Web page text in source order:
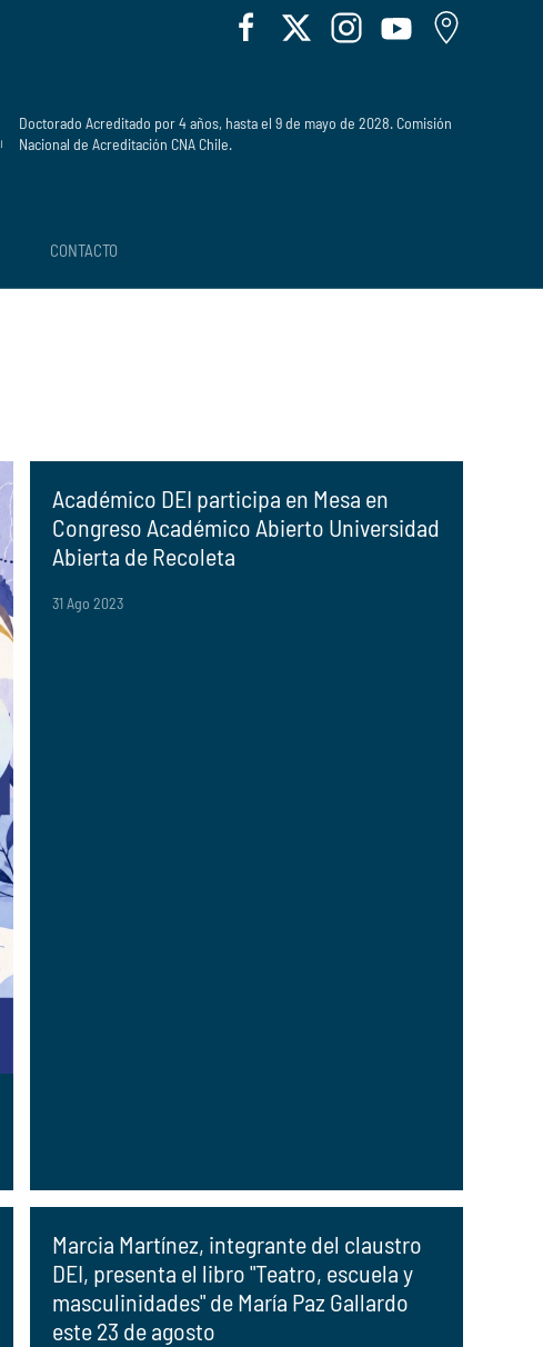
Doctorado Acreditado por 4 años, hasta el 9 de mayo de 2028. Comisión
Nacional de Acreditación CNA Chile.
CONTACTO
Académico DEI participa en Mesa en
Congreso Académico Abierto Universidad
Abierta de Recoleta
31 Ago 2023
Marcia Martínez, integrante del claustro
DEI, presenta el libro "Teatro, escuela y
masculinidades" de María Paz Gallardo
este 23 de agosto